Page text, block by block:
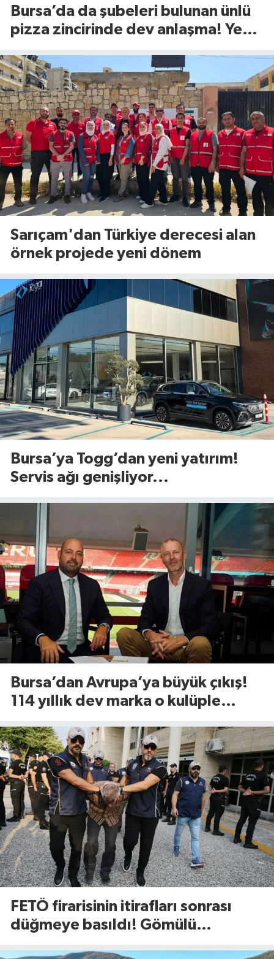
Bursa’da da şubeleri bulunan ünlü
pizza zincirinde dev anlaşma! Yeni
Sarıçam'dan Türkiye derecesi alan
örnek projede yeni dönem
Bursa’ya Togg’dan yeni yatırım!
Servis ağı genişliyor...
Bursa’dan Avrupa’ya büyük çıkış!
114 yıllık dev marka o kulüple
FETÖ firarisinin itirafları sonrası
düğmeye basıldı! Gömülü